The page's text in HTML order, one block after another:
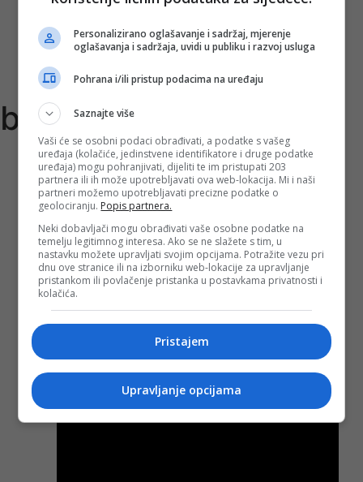
Izbori
budzet institucija
Vijeće ministara BiH usvojilo Nacrt budžeta
institucija
Personalizirano oglašavanje i sadržaj, mjerenje
oglašavanja i sadržaja, uvidi u publiku i razvoj usluga
Pohrana i/ili pristup podacima na uređaju
Saznajte više
Vaši će se osobni podaci obrađivati, a podatke s vašeg
uređaja (kolačiće, jedinstvene identifikatore i druge podatke
uređaja) mogu pohranjivati, dijeliti te im pristupati 203
partnera ili ih može upotrebljavati ova web-lokacija. Mi i naši
partneri možemo upotrebljavati precizne podatke o
geolociranju. Popis partnera.
Neki dobavljači mogu obrađivati vaše osobne podatke na
temelju legitimnog interesa. Ako se ne slažete s tim, u
nastavku možete upravljati svojim opcijama. Potražite vezu pri
dnu ove stranice ili na izborniku web-lokacije za upravljanje
pristankom ili povlačenje pristanka u postavkama privatnosti i
kolačića.
Pristajem
Upravljanje opcijama